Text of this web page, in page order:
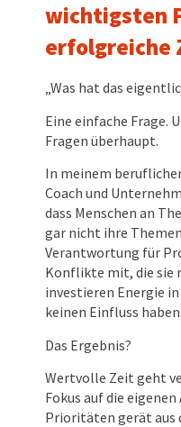
wichtigsten
erfolgreiche
„Was hat das
Eine einfache Frage.
Fragen überhaupt.
In meinem
Coach und
dass Menschen an
gar nicht ihre
Verantwortung für
Konflikte mit, die sie
investieren Energie
keinen Einfluss haben.
Das Ergebnis?
Wertvolle Zeit geht
Fokus auf die
Prioritäten gerät aus